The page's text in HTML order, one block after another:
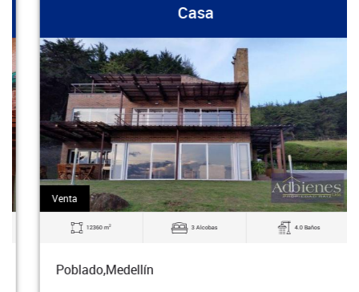
Casa
Venta
12360 m2 3 Alcobas 4.0 Baños
Poblado,Medellín